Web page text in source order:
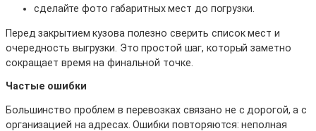
сделайте фото габаритных мест до погрузки.
Перед закрытием кузова полезно сверить список мест и
очередность выгрузки. Это простой шаг, который заметно
сокращает время на финальной точке.
Частые ошибки
Большинство проблем в перевозках связано не с дорогой, а с
организацией на адресах. Ошибки повторяются: неполная